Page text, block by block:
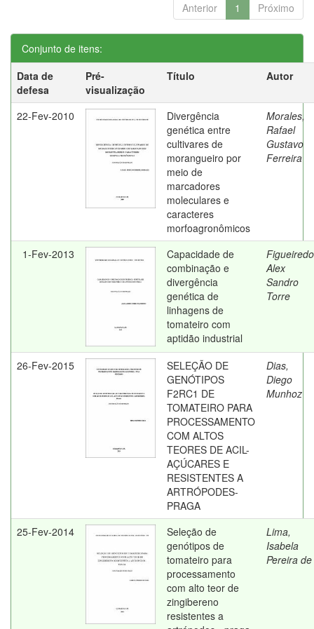
Anterior 1 Próximo
Conjunto de itens:
Data de
defesa
Pré-
visualização
Título Autor
22-Fev-2010
Divergência
genética entre
cultivares de
morangueiro por
meio de
marcadores
moleculares e
caracteres
morfoagronômicos
Morales,
Rafael
Gustavo
Ferreira
1-Fev-2013
Capacidade de
combinação e
divergência
genética de
linhagens de
tomateiro com
aptidão industrial
Alex
Sandro
Torre
26-Fev-2015
SELEÇÃO DE
GENÓTIPOS
F2RC1 DE
TOMATEIRO PARA
PROCESSAMENTO
COM ALTOS
TEORES DE ACIL-
AÇÚCARES E
RESISTENTES A
ARTRÓPODES-
PRAGA
Dias,
Diego
Munhoz
25-Fev-2014
Seleção de
genótipos de
tomateiro para
processamento
com alto teor de
zingibereno
resistentes a
Lima,
Isabela
Pereira de